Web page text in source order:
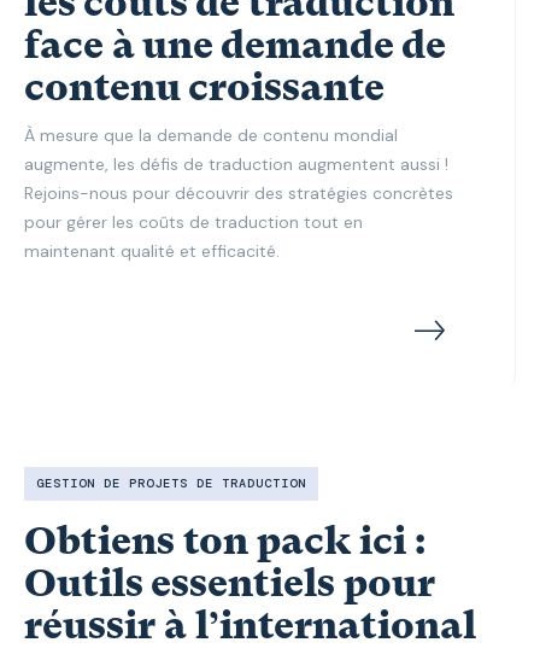
face à une demande de
contenu croissante
À mesure que la demande de contenu mondial
augmente, les défis de traduction augmentent aussi !
Rejoins-nous pour découvrir des stratégies concrètes
pour gérer les coûts de traduction tout en
maintenant qualité et efficacité.
GESTION DE PROJETS DE TRADUCTION
Obtiens ton pack ici :
Outils essentiels pour
réussir à l’international